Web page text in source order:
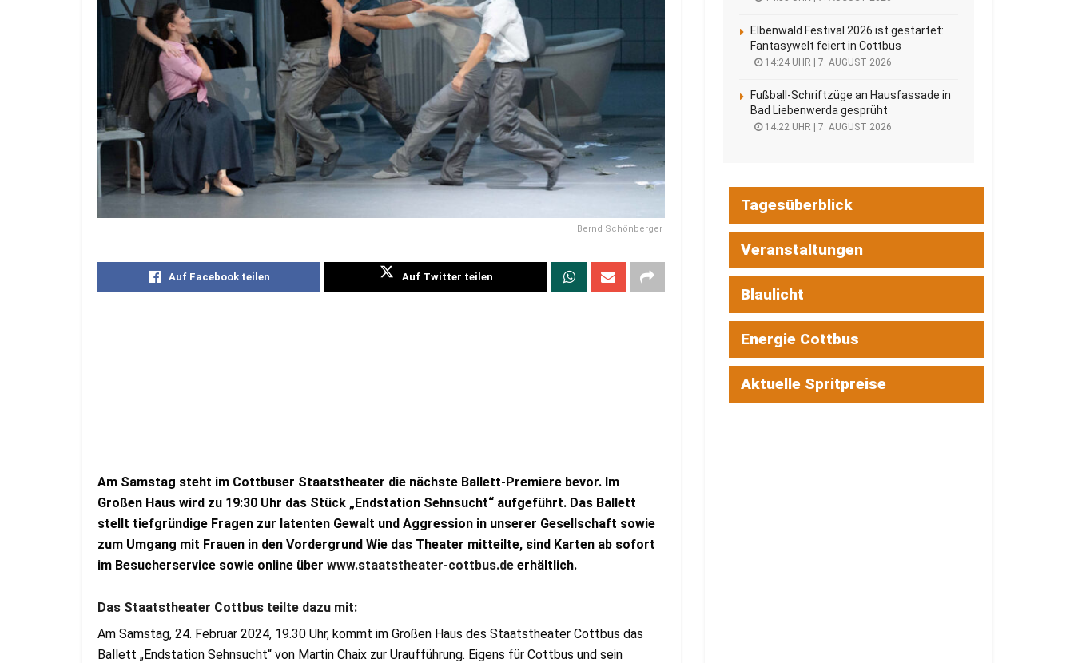
Bernd Schönberger
Auf Facebook teilen Auf Twitter teilen
Am Samstag steht im Cottbuser Staatstheater die nächste Ballett-Premiere bevor. Im
Großen Haus wird zu 19:30 Uhr das Stück „Endstation Sehnsucht“ aufgeführt. Das Ballett
stellt tiefgründige Fragen zur latenten Gewalt und Aggression in unserer Gesellschaft sowie
zum Umgang mit Frauen in den Vordergrund Wie das Theater mitteilte, sind Karten ab sofort
im Besucherservice sowie online über www.staatstheater-cottbus.de erhältlich.
Das Staatstheater Cottbus teilte dazu mit:
Am Samstag, 24. Februar 2024, 19.30 Uhr, kommt im Großen Haus des Staatstheater Cottbus das
Ballett „Endstation Sehnsucht“ von Martin Chaix zur Uraufführung. Eigens für Cottbus und sein
Elbenwald Festival 2026 ist gestartet:
Fantasywelt feiert in Cottbus
14:24 UHR | 7. AUGUST 2026
Fußball-Schriftzüge an Hausfassade in
Bad Liebenwerda gesprüht
14:22 UHR | 7. AUGUST 2026
Tagesüberblick
Veranstaltungen
Blaulicht
Energie Cottbus
Aktuelle Spritpreise